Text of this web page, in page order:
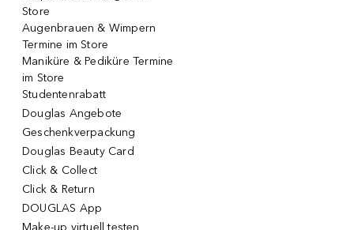
Store
Augenbrauen & Wimpern
Termine im Store
Maniküre & Pediküre Termine
im Store
Studentenrabatt
Douglas Angebote
Geschenkverpackung
Douglas Beauty Card
Click & Collect
Click & Return
DOUGLAS App
Make-up virtuell testen